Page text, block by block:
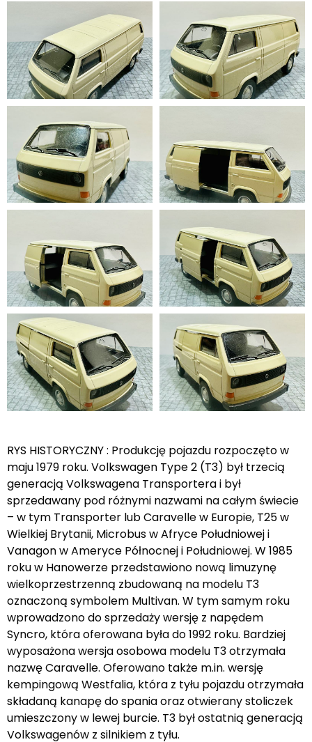
RYS HISTORYCZNY : Produkcję pojazdu rozpoczęto w
maju 1979 roku. Volkswagen Type 2 (T3) był trzecią
generacją Volkswagena Transportera i był
sprzedawany pod różnymi nazwami na całym świecie
– w tym Transporter lub Caravelle w Europie, T25 w
Wielkiej Brytanii, Microbus w Afryce Południowej i
Vanagon w Ameryce Północnej i Południowej. W 1985
roku w Hanowerze przedstawiono nową limuzynę
wielkoprzestrzenną zbudowaną na modelu T3
oznaczoną symbolem Multivan. W tym samym roku
wprowadzono do sprzedaży wersję z napędem
Syncro, która oferowana była do 1992 roku. Bardziej
wyposażona wersja osobowa modelu T3 otrzymała
nazwę Caravelle. Oferowano także m.in. wersję
kempingową Westfalia, która z tyłu pojazdu otrzymała
składaną kanapę do spania oraz otwierany stoliczek
umieszczony w lewej burcie. T3 był ostatnią generacją
Volkswagenów z silnikiem z tyłu.